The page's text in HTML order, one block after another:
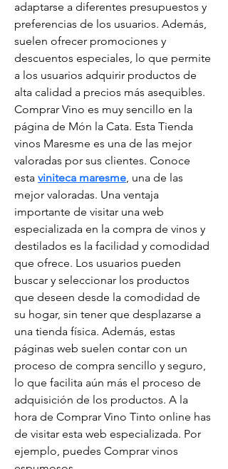
adaptarse a diferentes presupuestos y
preferencias de los usuarios. Además,
suelen ofrecer promociones y
descuentos especiales, lo que permite
a los usuarios adquirir productos de
alta calidad a precios más asequibles.
Comprar Vino es muy sencillo en la
página de Món la Cata. Esta Tienda
vinos Maresme es una de las mejor
valoradas por sus clientes. Conoce
esta viniteca maresme, una de las
mejor valoradas. Una ventaja
importante de visitar una web
especializada en la compra de vinos y
destilados es la facilidad y comodidad
que ofrece. Los usuarios pueden
buscar y seleccionar los productos
que deseen desde la comodidad de
su hogar, sin tener que desplazarse a
una tienda física. Además, estas
páginas web suelen contar con un
proceso de compra sencillo y seguro,
lo que facilita aún más el proceso de
adquisición de los productos. A la
hora de Comprar Vino Tinto online has
de visitar esta web especializada. Por
ejemplo, puedes Comprar vinos